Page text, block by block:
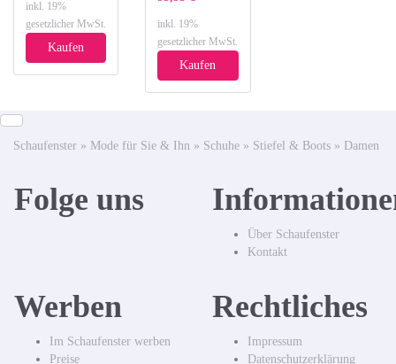
inkl. 19%
gesetzlicher MwSt.
Kaufen
inkl. 19%
gesetzlicher MwSt.
Kaufen
Schaufenster » Mode für Sie & Ihn » Schuhe » Stiefel & Boots » Damen
Folge uns
Über Schaufenster
Kontakt
Werben
Im Schaufenster werben
Preise
Rechtliches
Impressum
Datenschutzerklärung